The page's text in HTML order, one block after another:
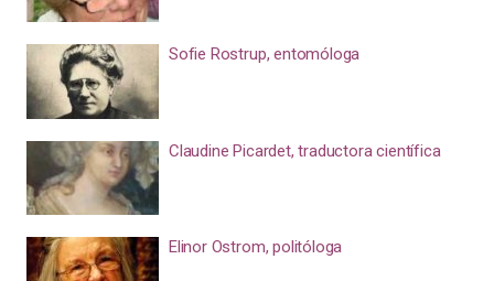
Sofie Rostrup, entomóloga
Claudine Picardet, traductora científica
Elinor Ostrom, politóloga